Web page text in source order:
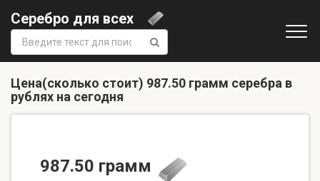
Серебро для всех
Поиск:
Цена(сколько стоит) 987.50 грамм серебра в
рублях на сегодня
987.50 грамм